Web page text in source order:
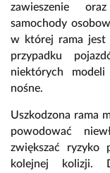
zawieszenie
samochody
w której rama jest
przypadku
niektórych
nośne.
Uszkodzona rama
powodować
zwiększać ryzyko
kolejnej kolizji.